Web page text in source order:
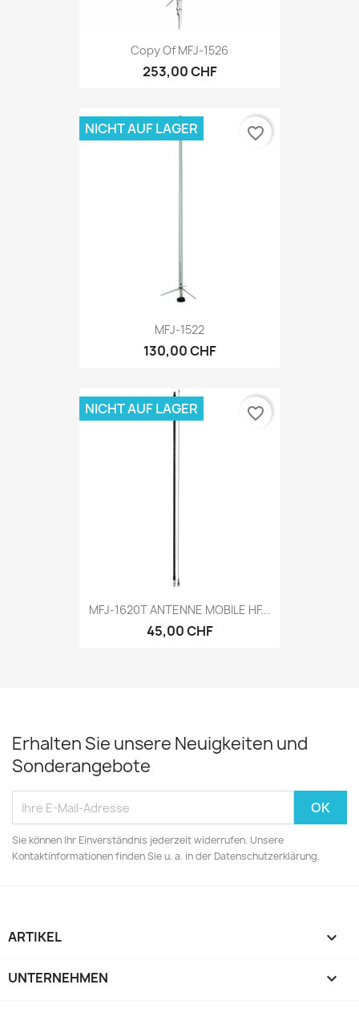
Copy Of MFJ-1526
253,00 CHF
MFJ-1522
130,00 CHF
NICHT AUF LAGER favorite_border
MFJ-1620T ANTENNE MOBILE HF...
45,00 CHF
NICHT AUF LAGER favorite_border
Erhalten Sie unsere Neuigkeiten und
Sonderangebote
Sie können Ihr Einverständnis jederzeit widerrufen. Unsere
Kontaktinformationen finden Sie u. a. in der Datenschutzerklärung.
ARTIKEL 
UNTERNEHMEN 